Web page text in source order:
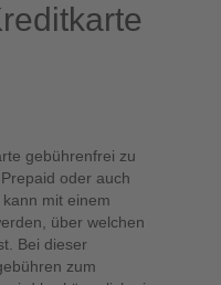
gebührenfrei zu
oder auch
mit einem
über welchen
Bei dieser
zum